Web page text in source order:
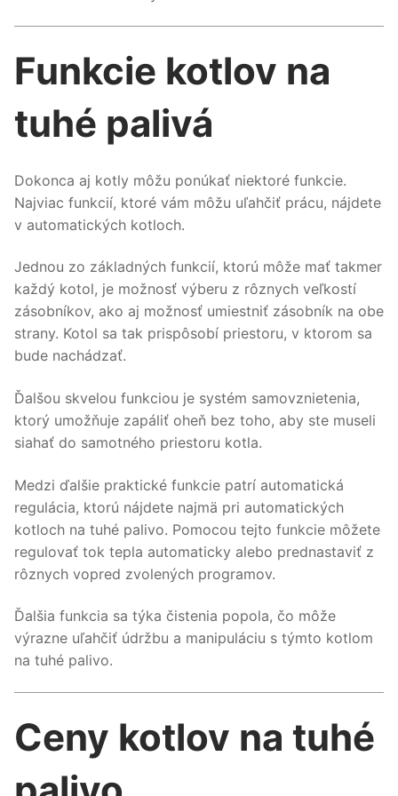
Funkcie kotlov na
tuhé palivá
Dokonca aj kotly môžu ponúkať niektoré funkcie.
Najviac funkcií, ktoré vám môžu uľahčiť prácu, nájdete
v automatických kotloch.
Jednou zo základných funkcií, ktorú môže mať takmer
každý kotol, je možnosť výberu z rôznych veľkostí
zásobníkov, ako aj možnosť umiestniť zásobník na obe
strany. Kotol sa tak prispôsobí priestoru, v ktorom sa
bude nachádzať.
Ďalšou skvelou funkciou je systém samovznietenia,
ktorý umožňuje zapáliť oheň bez toho, aby ste museli
siahať do samotného priestoru kotla.
Medzi ďalšie praktické funkcie patrí automatická
regulácia, ktorú nájdete najmä pri automatických
kotloch na tuhé palivo. Pomocou tejto funkcie môžete
regulovať tok tepla automaticky alebo prednastaviť z
rôznych vopred zvolených programov.
Ďalšia funkcia sa týka čistenia popola, čo môže
výrazne uľahčiť údržbu a manipuláciu s týmto kotlom
na tuhé palivo.
Ceny kotlov na tuhé